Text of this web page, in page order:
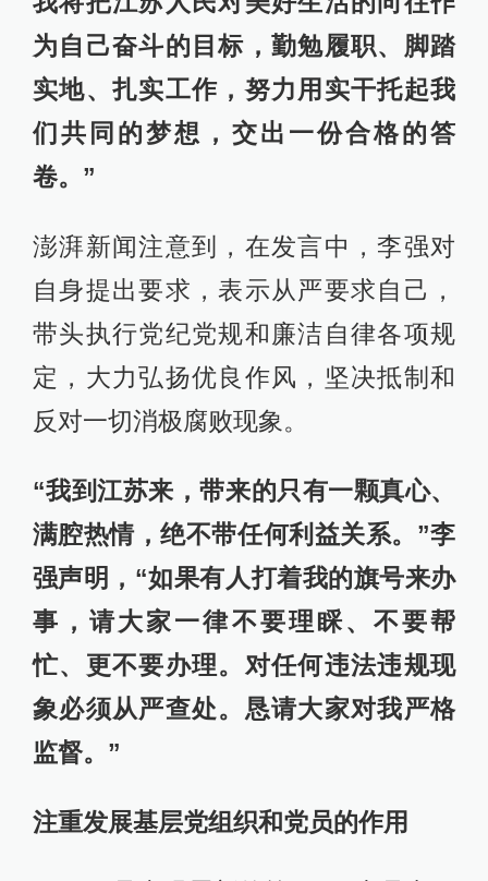
为自己奋斗的目标，勤勉履职、脚踏
实地、扎实工作，努力用实干托起我
们共同的梦想，交出一份合格的答
卷。”
澎湃新闻注意到，在发言中，李强对
自身提出要求，表示从严要求自己，
带头执行党纪党规和廉洁自律各项规
定，大力弘扬优良作风，坚决抵制和
反对一切消极腐败现象。
“我到江苏来，带来的只有一颗真心、
满腔热情，绝不带任何利益关系。”李
强声明，“如果有人打着我的旗号来办
事，请大家一律不要理睬、不要帮
忙、更不要办理。对任何违法违规现
象必须从严查处。恳请大家对我严格
监督。”
注重发展基层党组织和党员的作用